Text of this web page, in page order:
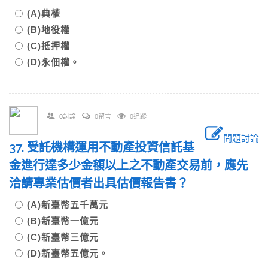
(A)典權
(B)地役權
(C)抵押權
(D)永佃權。
0討論 0留言 0追蹤
問題討論
37. 受託機構運用不動產投資信託基
金進行達多少金額以上之不動產交易前，應先
洽請專業估價者出具估價報告書？
(A)新臺幣五千萬元
(B)新臺幣一億元
(C)新臺幣三億元
(D)新臺幣五億元。